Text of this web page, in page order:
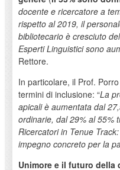
docente e ricercatore a
rispetto al 2019, il
bibliotecario è cresciuto
Esperti Linguistici sono
Rettore.
In particolare, il Prof.
termini di inclusione: “La
apicali è aumentata dal
ordinarie, dal 29% al 55%
Ricercatori in Tenue
impegno concreto per la
Unimore e il futuro della